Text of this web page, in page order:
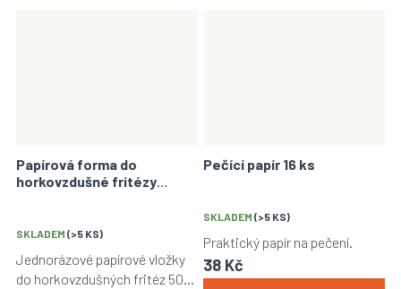
Papírová forma do
horkovzdušné fritézy
SKLADEM (>5 KS)
Jednorázové papírové vložky
do horkovzdušných fritéz 50
Pečící papír 16 ks
SKLADEM (>5 KS)
38 Kč
Praktický papír na pečení.